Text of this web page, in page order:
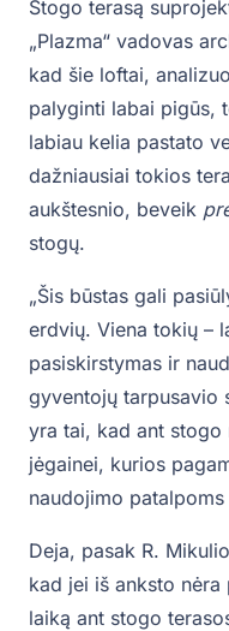
Stogo terasą
„Plazma“ vadovas
kad šie loftai,
palyginti labai pigūs,
labiau kelia pastato
dažniausiai tokios
aukštesnio, beveik
stogų.
„Šis būstas gali
erdvių. Viena tokių –
pasiskirstymas ir
gyventojų tarpusavio
yra tai, kad ant stogo
jėgainei, kurios
naudojimo
Deja, pasak R.
kad jei iš anksto
laiką ant stogo